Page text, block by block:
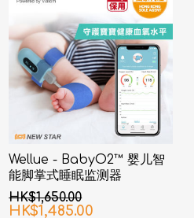
Wellue - BabyO2™ 婴儿智
能脚掌式睡眠监测器
HK$1,650.00
HK$1,485.00